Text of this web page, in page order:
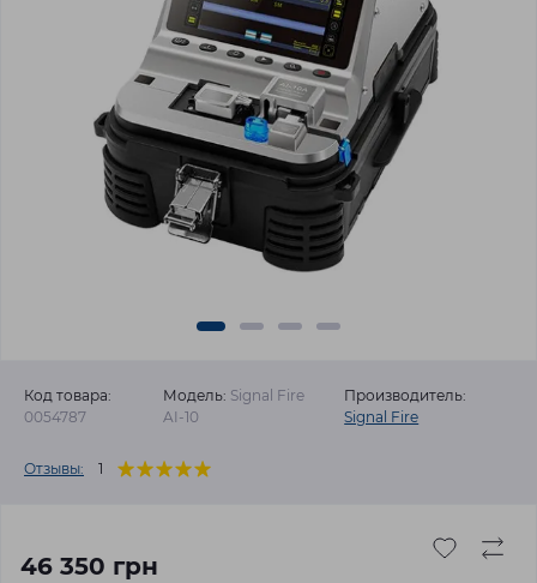
Код товара:
0054787
Модель: Signal Fire
AI-10
Производитель:
Signal Fire
Отзывы: 1
46 350 грн